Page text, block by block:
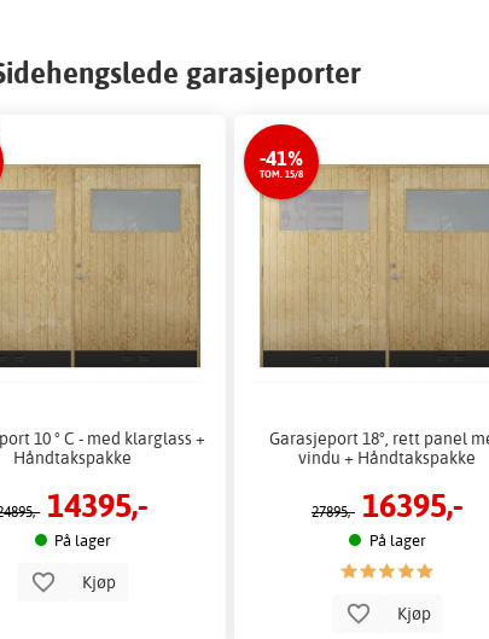
garasjeporter
10 ° C - med klarglass +
Håndtakspakke
14395,-
På lager
Kjøp
-41%
TOM. 15/8
Garasjeport 18°, rett panel
vindu + Håndtakspakke
27895,- 16395,-
På lager
Kjøp